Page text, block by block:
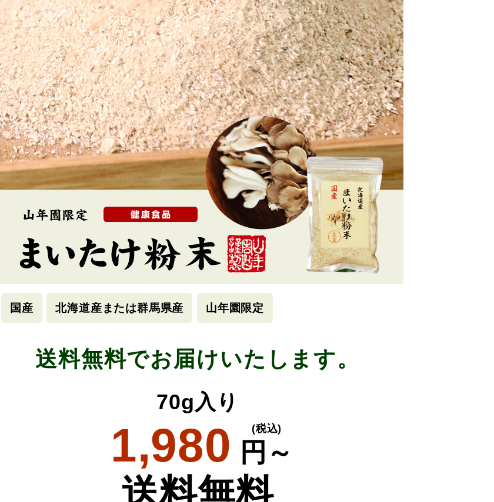
国産 北海道産または群馬県産 山年園限定
送料無料でお届けいたします。
70g入り
1,980 円～
(税込)
送料無料